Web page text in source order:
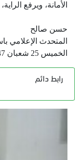
الأمانة، ويرفع
حسن صالح
المتحدث الإعلامي
الخميس 25 شعبان 1447 هـ - 12 فبراير 2026 م
رابط دائم